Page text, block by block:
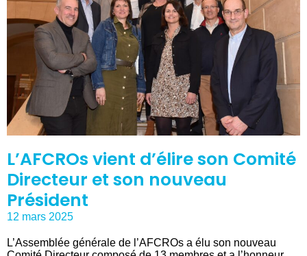
L’AFCROs vient d’élire son Comité
Directeur et son nouveau
Président
12 mars 2025
L’Assemblée générale de l’AFCROs a élu son nouveau